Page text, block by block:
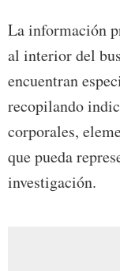
La información
al interior del
encuentran
recopilando
corporales,
que pueda
investigación.